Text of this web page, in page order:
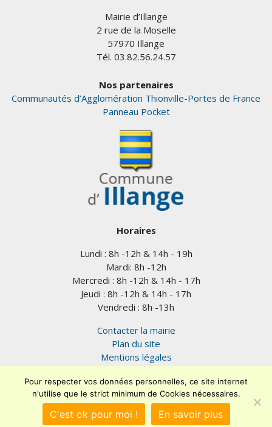
Mairie d’Illange
2 rue de la Moselle
57970 Illange
Tél. 03.82.56.24.57
Nos partenaires
Communautés d’Agglomération Thionville-Portes de France
Panneau Pocket
Horaires
Lundi : 8h -12h & 14h - 19h
Mardi: 8h -12h
Mercredi : 8h -12h & 14h - 17h
Jeudi : 8h -12h & 14h - 17h
Vendredi : 8h -13h
Contacter la mairie
Plan du site
Mentions légales
Accessibilité (en cours)
Encore un site Commu'net !
Pour respecter vos données personnelles, ce site internet
n'utilise que le strict minimum de Cookies nécessaires.
C'est ok pour moi ! En savoir plus